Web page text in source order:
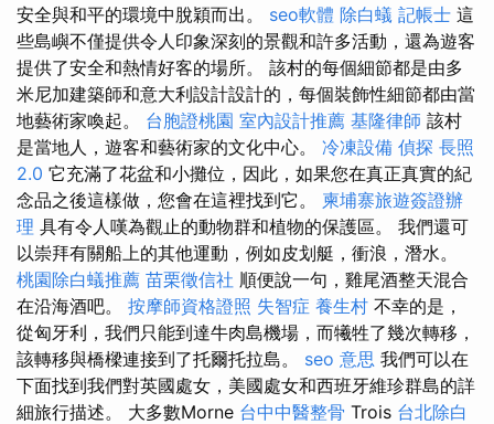
安全與和平的環境中脫穎而出。 seo軟體 除白蟻 記帳士 這
些島嶼不僅提供令人印象深刻的景觀和許多活動，還為遊客
提供了安全和熱情好客的場所。 該村的每個細節都是由多
米尼加建築師和意大利設計設計的，每個裝飾性細節都由當
地藝術家喚起。 台胞證桃園 室內設計推薦 基隆律師 該村
是當地人，遊客和藝術家的文化中心。 冷凍設備 偵探 長照
2.0 它充滿了花盆和小攤位，因此，如果您在真正真實的紀
念品之後這樣做，您會在這裡找到它。 柬埔寨旅遊簽證辦
理 具有令人嘆為觀止的動物群和植物的保護區。 我們還可
以崇拜有關船上的其他運動，例如皮划艇，衝浪，潛水。
桃園除白蟻推薦 苗栗徵信社 順便說一句，雞尾酒整天混合
在沿海酒吧。 按摩師資格證照 失智症 養生村 不幸的是，
從匈牙利，我們只能到達牛肉島機場，而犧牲了幾次轉移，
該轉移與橋樑連接到了托爾托拉島。 seo 意思 我們可以在
下面找到我們對英國處女，美國處女和西班牙維珍群島的詳
細旅行描述。 大多數Morne 台中中醫整骨 Trois 台北除白